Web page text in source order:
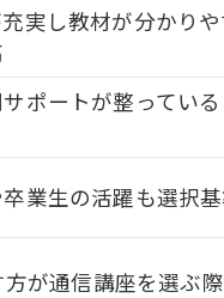
質
合
通
受
信頼で
認
口
実し教材が分かり
ポートが整ってい
業生の活躍も選択
が通信講座を選ぶ